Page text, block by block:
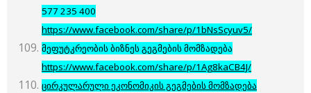
577 235 400
https://www.facebook.com/share/p/1bNsScyuv5/
მეფუტკრეობის ბიზნეს გეგმების მომზადება
https://www.facebook.com/share/p/1Ag8kaCB4J/
ცირკულარული ეკონომიკის გეგმების მომზადება